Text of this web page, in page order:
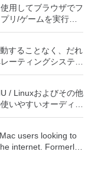
TIFF, PNG,
have
HTML and image
Vimeo, and
Share Your Work
保存することを選択
、Flickrなどの
X
す。このツール
いと考えた場合に最
を結合して楽しいコ
として、
真編集アプリであ
キスパート品質の写
処理システム、大量
マットコンバーター
エアブラシ、クロ
スイートタイルベー
可能なディスク容量
エイリアスのための
ンプリングアルファ
ネル Script-Fuなど
び出すための手続き
の元に戻す/やり直
す） 回転、拡大縮
トされているファイ
用してブラウザでフ
リ/ゲームを実行で
な環境。 複数のOS
やTwitterなどの
ムを選択して動作す
リが実行される
Playアカウントで
りのアプリやゲーム
完全に構成できま
カスタムソフトウェ
することなく、だれ
ーティングシステム
ザーにとっては十分
ョナル、開発者、お
機能は次のとおり
仮想マシンを起動
安全にテストした
柔軟なアプ
/ Linuxおよびその他
いやすいオーディオ
を使用して次のこ
ます。 テープと記
、
編集します。 サウ
users looking to
internet. Formerly